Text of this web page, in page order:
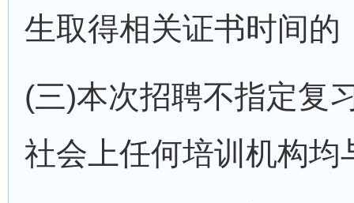
生取得相关证书时间
(三)本次招聘不指定复
社会上任何培训机构